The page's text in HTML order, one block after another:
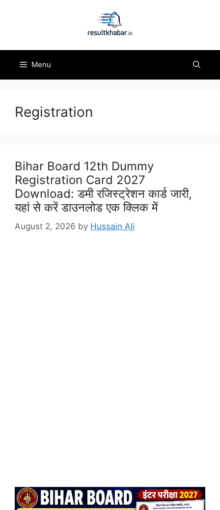
Menu
Registration
Bihar Board 12th Dummy
Registration Card 2027
Download: डमी रजिस्ट्रेशन कार्ड जारी,
यहां से करें डाउनलोड एक क्लिक में
August 2, 2026 by Hussain Ali